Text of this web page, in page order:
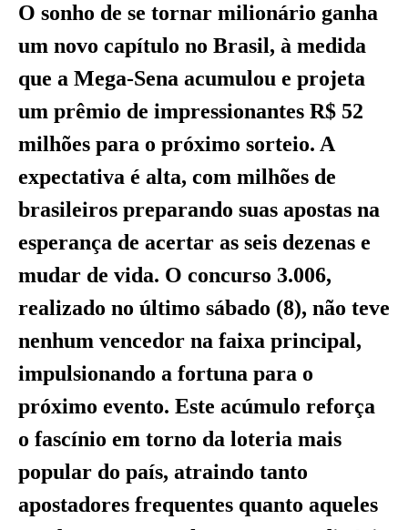
O sonho de se tornar milionário ganha
um novo capítulo no Brasil, à medida
que a Mega-Sena acumulou e projeta
um prêmio de impressionantes R$ 52
milhões para o próximo sorteio. A
expectativa é alta, com milhões de
brasileiros preparando suas apostas na
esperança de acertar as seis dezenas e
mudar de vida. O concurso 3.006,
realizado no último sábado (8), não teve
nenhum vencedor na faixa principal,
impulsionando a fortuna para o
próximo evento. Este acúmulo reforça
o fascínio em torno da loteria mais
popular do país, atraindo tanto
apostadores frequentes quanto aqueles